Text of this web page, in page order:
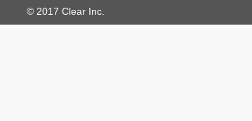
© 2017 Clear Inc.